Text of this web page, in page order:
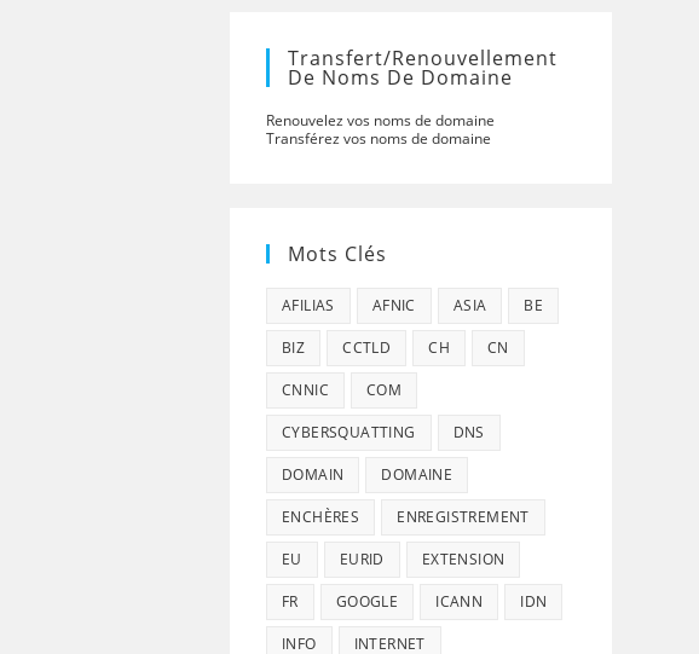
Transfert/renouvellement
De Noms De Domaine
Renouvelez vos noms de domaine
Transférez vos noms de domaine
Mots Clés
AFILIAS AFNIC ASIA BE
BIZ CCTLD CH CN
CNNIC COM
CYBERSQUATTING DNS
DOMAIN DOMAINE
ENCHÈRES ENREGISTREMENT
EU EURID EXTENSION
FR GOOGLE ICANN IDN
INFO INTERNET